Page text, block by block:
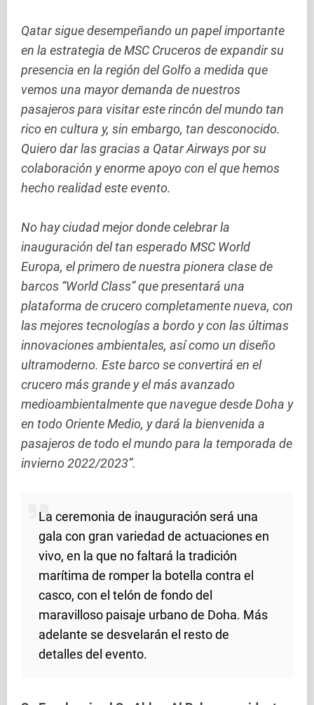
Qatar sigue desempeñando un papel importante
en la estrategia de MSC Cruceros de expandir su
presencia en la región del Golfo a medida que
vemos una mayor demanda de nuestros
pasajeros para visitar este rincón del mundo tan
rico en cultura y, sin embargo, tan desconocido.
Quiero dar las gracias a Qatar Airways por su
colaboración y enorme apoyo con el que hemos
hecho realidad este evento.
No hay ciudad mejor donde celebrar la
inauguración del tan esperado MSC World
Europa, el primero de nuestra pionera clase de
barcos “World Class” que presentará una
plataforma de crucero completamente nueva, con
las mejores tecnologías a bordo y con las últimas
innovaciones ambientales, así como un diseño
ultramoderno. Este barco se convertirá en el
crucero más grande y el más avanzado
medioambientalmente que navegue desde Doha y
en todo Oriente Medio, y dará la bienvenida a
pasajeros de todo el mundo para la temporada de
invierno 2022/2023”.
La ceremonia de inauguración será una
gala con gran variedad de actuaciones en
vivo, en la que no faltará la tradición
marítima de romper la botella contra el
casco, con el telón de fondo del
maravilloso paisaje urbano de Doha. Más
adelante se desvelarán el resto de
detalles del evento.